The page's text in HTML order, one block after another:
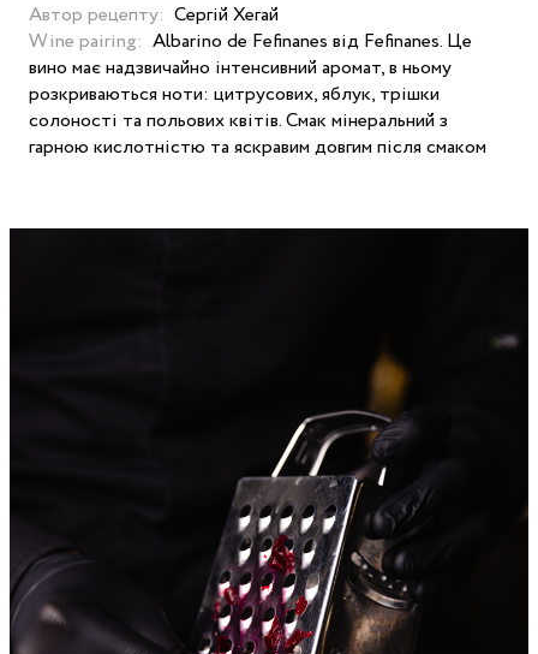
Автор рецепту: Сергій Хегай
Wine pairing: Albarino de Fefinanes від Fefinanes. Це
вино має надзвичайно інтенсивний аромат, в ньому
розкриваються ноти: цитрусових, яблук, трішки
солоності та польових квітів. Смак мінеральний з
гарною кислотністю та яскравим довгим після смаком